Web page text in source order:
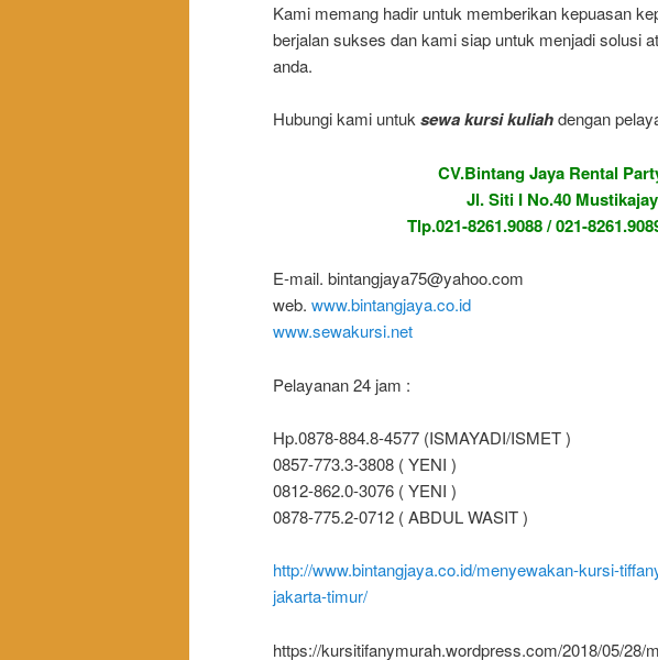
Kami memang hadir untuk memberikan kepuasan
berjalan sukses dan kami siap untuk menjadi solusi
anda.
Hubungi kami untuksewa kursi kuliahdengan
CV.Bintang Jaya Rental
Jl. Siti I No.40
Tlp.021-8261.9088 / 021-
E-mail. bintangjaya75@yahoo.com
web. www.bintangjaya.co.id
www.sewakursi.net
Pelayanan 24 jam :
Hp.0878-884.8-4577 (ISMAYADI/ISMET )
0857-773.3-3808 ( YENI )
0812-862.0-3076 ( YENI )
0878-775.2-0712 ( ABDUL WASIT )
http://www.bintangjaya.co.id/menyewakan-kursi-
jakarta-timur/
https://kursitifanymurah.wordpress.com/2018/05/28/